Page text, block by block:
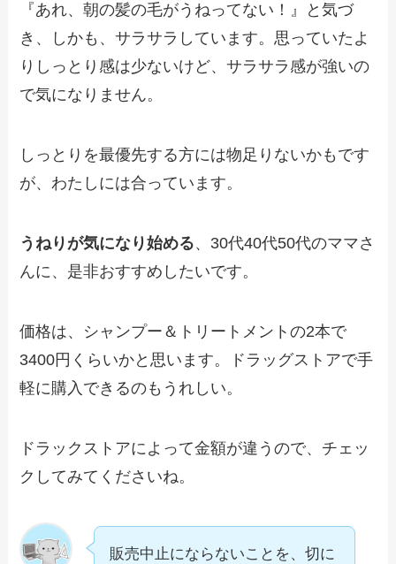
『あれ、朝の髪の毛がうねってない！』と気づ
き、しかも、サラサラしています。思っていたよ
りしっとり感は少ないけど、サラサラ感が強いの
で気になりません。
しっとりを最優先する方には物足りないかもです
が、わたしには合っています。
うねりが気になり始める、30代40代50代のママさ
んに、是非おすすめしたいです。
価格は、シャンプー＆トリートメントの2本で
3400円くらいかと思います。ドラッグストアで手
軽に購入できるのもうれしい。
ドラックストアによって金額が違うので、チェッ
クしてみてくださいね。
販売中止にならないことを、切に